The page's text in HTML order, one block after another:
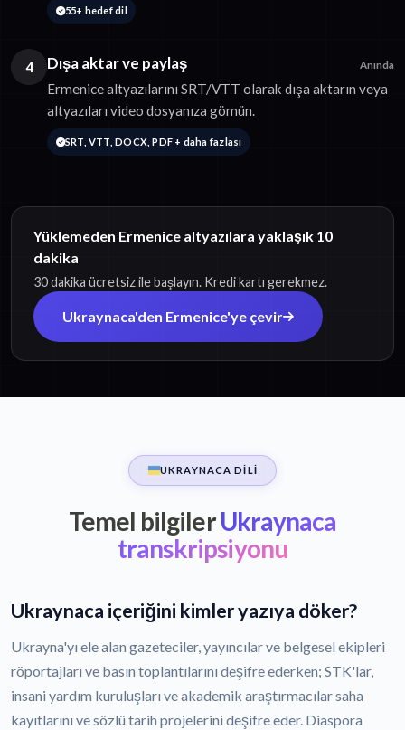
55+ hedef dil
4 Dışa aktar ve paylaş Anında
Ermenice altyazılarını SRT/VTT olarak dışa aktarın veya
altyazıları video dosyanıza gömün.
SRT, VTT, DOCX, PDF + daha fazlası
Yüklemeden Ermenice altyazılara yaklaşık 10
dakika
30 dakika ücretsiz ile başlayın. Kredi kartı gerekmez.
Ukraynaca'den Ermenice'ye çevir
UKRAYNACA DILI
Temel bilgilerUkraynaca
transkripsiyonu
Ukraynaca içeriğini kimler yazıya döker?
Ukrayna'yı ele alan gazeteciler, yayıncılar ve belgesel ekipleri
röportajları ve basın toplantılarını deşifre ederken; STK'lar,
insani yardım kuruluşları ve akademik araştırmacılar saha
kayıtlarını ve sözlü tarih projelerini deşifre eder. Diaspora